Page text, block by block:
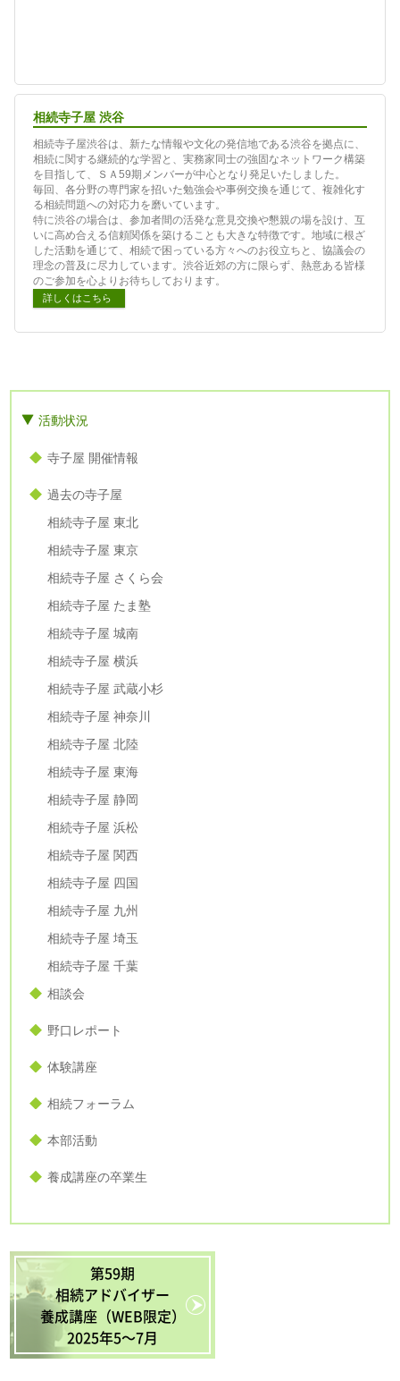
相続寺子屋 渋谷
相続寺子屋渋谷は、新たな情報や文化の発信地である渋谷を拠点に、
相続に関する継続的な学習と、実務家同士の強固なネットワーク構築
を目指して、ＳＡ59期メンバーが中心となり発足いたしました。
毎回、各分野の専門家を招いた勉強会や事例交換を通じて、複雑化す
る相続問題への対応力を磨いています。
特に渋谷の場合は、参加者間の活発な意見交換や懇親の場を設け、互
いに高め合える信頼関係を築けることも大きな特徴です。地域に根ざ
した活動を通じて、相続で困っている方々へのお役立ちと、協議会の
理念の普及に尽力しています。渋谷近郊の方に限らず、熱意ある皆様
のご参加を心よりお待ちしております。
詳しくはこちら
活動状況
寺子屋 開催情報
過去の寺子屋
相続寺子屋 東北
相続寺子屋 東京
相続寺子屋 さくら会
相続寺子屋 たま塾
相続寺子屋 城南
相続寺子屋 横浜
相続寺子屋 武蔵小杉
相続寺子屋 神奈川
相続寺子屋 北陸
相続寺子屋 東海
相続寺子屋 静岡
相続寺子屋 浜松
相続寺子屋 関西
相続寺子屋 四国
相続寺子屋 九州
相続寺子屋 埼玉
相続寺子屋 千葉
相談会
野口レポート
体験講座
相続フォーラム
本部活動
養成講座の卒業生
第59期
相続アドバイザー
養成講座（WEB限定）
2025年5〜7月